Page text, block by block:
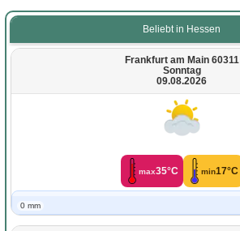
Beliebt in Hessen
Frankfurt am Main 60311
Sonntag
09.08.2026
max35°C min17°C
0 mm